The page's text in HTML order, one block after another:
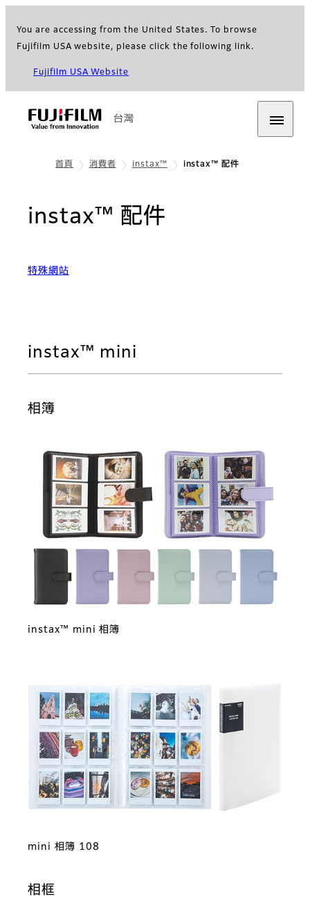
You are accessing from the United States. To browse
Fujifilm USA website, please click the following link.
Fujifilm USA Website
台灣
首頁 消費者 instax™ instax™ 配件
instax™ 配件
特殊網站
instax™ mini
相簿
instax™ mini 相簿
mini 相簿 108
相框